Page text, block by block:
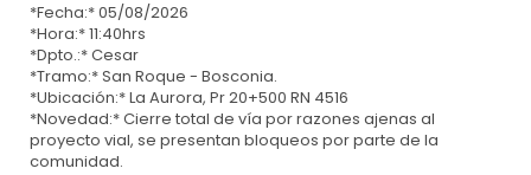
*Fecha:* 05/08/2026
*Hora:* 11:40hrs
*Dpto.:* Cesar
*Tramo:* San Roque - Bosconia.
*Ubicación:* La Aurora, Pr 20+500 RN 4516
*Novedad:* Cierre total de vía por razones ajenas al
proyecto vial, se presentan bloqueos por parte de la
comunidad.